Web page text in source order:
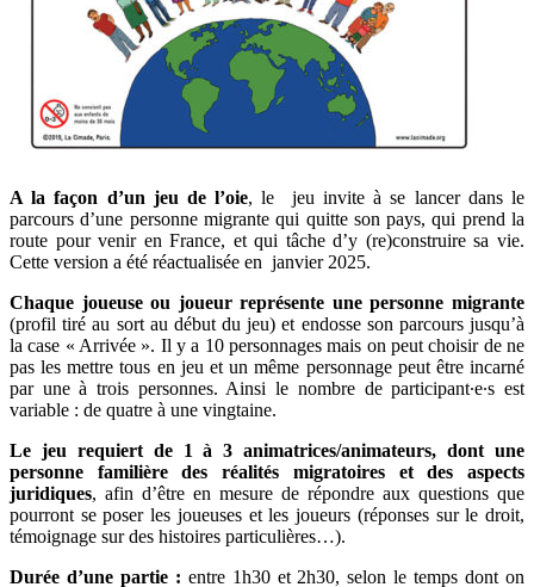
A la façon d’un jeu de l’oie, le jeu invite à se lancer dans le
parcours d’une personne migrante qui quitte son pays, qui prend la
route pour venir en France, et qui tâche d’y (re)construire sa vie.
Cette version a été réactualisée en janvier 2025.
Chaque joueuse ou joueur représente une personne migrante
(profil tiré au sort au début du jeu) et endosse son parcours jusqu’à
la case « Arrivée ». Il y a 10 personnages mais on peut choisir de ne
pas les mettre tous en jeu et un même personnage peut être incarné
par une à trois personnes. Ainsi le nombre de participant∙e∙s est
variable : de quatre à une vingtaine.
Le jeu requiert de 1 à 3 animatrices/animateurs, dont une
personne familière des réalités migratoires et des aspects
juridiques, afin d’être en mesure de répondre aux questions que
pourront se poser les joueuses et les joueurs (réponses sur le droit,
témoignage sur des histoires particulières…).
Durée d’une partie : entre 1h30 et 2h30, selon le temps dont on